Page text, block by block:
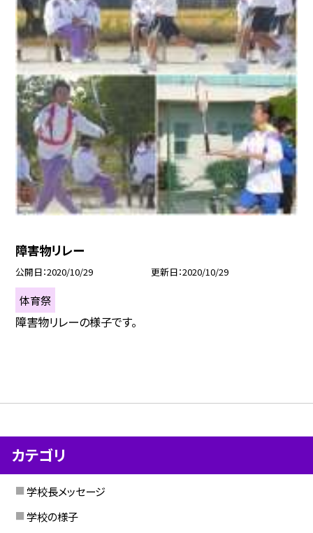
障害物リレー
公開日 2020/10/29 更新日 2020/10/29
体育祭
障害物リレーの様子です。
カテゴリ
学校長メッセージ
学校の様子